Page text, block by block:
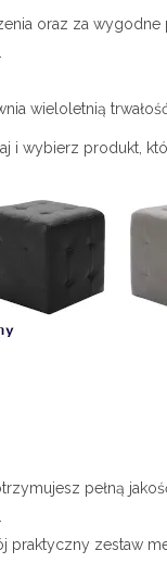
oraz za wygodne
wieloletnią
i wybierz produkt,
pełną
praktyczny zestaw